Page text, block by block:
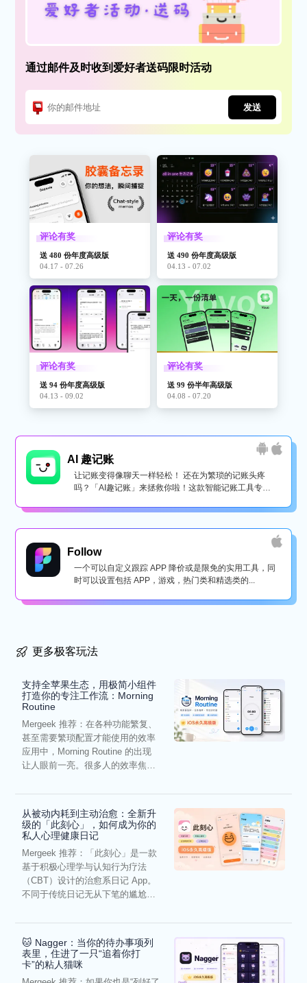
通过邮件及时收到爱好者送码限时活动
发送
评论有奖
送 480 份年度高级版
04.17 - 07.26
评论有奖
送 490 份年度高级版
04.13 - 07.02
评论有奖
送 94 份年度高级版
04.13 - 09.02
评论有奖
送 99 份半年高级版
04.08 - 07.20
AI 趣记账
让记账变得像聊天一样轻松！ 还在为繁琐的记账头疼
吗？「AI趣记账」来拯救你啦！这款智能记账工具专为
Follow
一个可以自定义跟踪 APP 降价或是限免的实用工具，同
时可以设置包括 APP，游戏，热门类和精选类的...
更多极客玩法
支持全苹果生态，用极简小组件
打造你的专注工作流：Morning
Routine
Mergeek 推荐：在各种功能繁复、
甚至需要繁琐配置才能使用的效率
应用中，Morning Routine 的出现
让人眼前一亮。很多人的效率焦
从被动内耗到主动治愈：全新升
级的「此刻心」，如何成为你的
私人心理健康日记
Mergeek 推荐：「此刻心」是一款
基于积极心理学与认知行为疗法
（CBT）设计的治愈系日记 App。
不同于传统日记无从下笔的尴尬，
🐱 Nagger：当你的待办事项列
表里，住进了一只“追着你打
卡”的粘人猫咪